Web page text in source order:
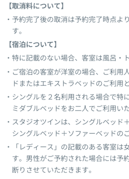
【取消料について】
予約完了後の取消は予約完了時点よ
す。
【宿泊について】
特に記載のない場合、客室は風呂・
ご宿泊の客室が洋室の場合、ご利用
ドまたはエキストラベッドのご利用
シングルを２名利用される場合で特
ミダブルベッドをお二人でご利用い
スタジオツインは、シングルベッド
シングルベッド＋ソファーベッドの
「レディース」の記載のある客室は
す。男性がご予約された場合には予
断りさせていただきます。